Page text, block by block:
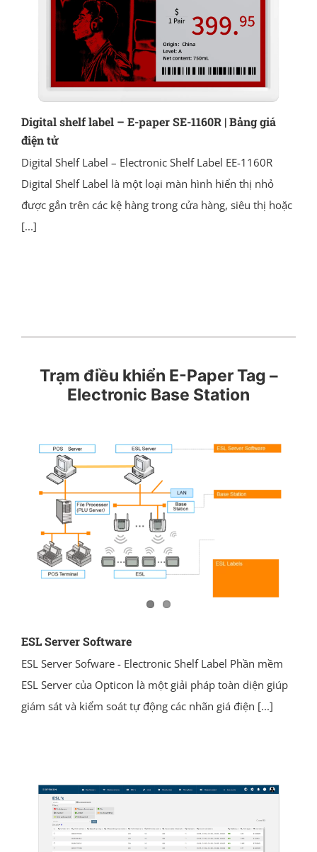
Digital shelf label – E-paper SE-1160R | Bảng giá
điện tử
Digital Shelf Label – Electronic Shelf Label EE-1160R
Digital Shelf Label là một loại màn hình hiển thị nhỏ
được gắn trên các kệ hàng trong cửa hàng, siêu thị hoặc
[...]
Trạm điều khiển E-Paper Tag –
Electronic Base Station
ESL Server Software
ESL Server Sofware - Electronic Shelf Label Phần mềm
ESL Server của Opticon là một giải pháp toàn diện giúp
giám sát và kiểm soát tự động các nhãn giá điện [...]